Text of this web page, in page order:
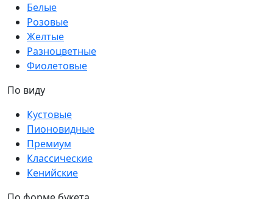
Белые
Розовые
Желтые
Разноцветные
Фиолетовые
По виду
Кустовые
Пионовидные
Премиум
Классические
Кенийские